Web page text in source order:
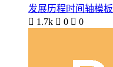
发展历程时间轴模板
 1.7k  0  0